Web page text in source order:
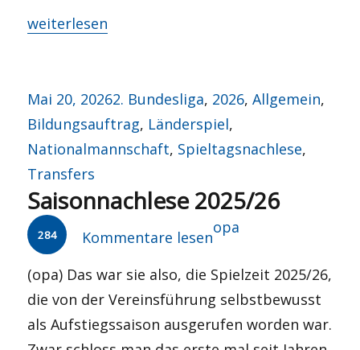
„Kiitos ja hyvää päivanjatkoa!“
weiterlesen
Veröffentlicht
am
Mai 20, 2026Kategorien
2. Bundesliga, 2026,Allgemein,
Bildungsauftrag, Länderspiel,
Nationalmannschaft, Spieltagsnachlese,
Transfers
Saisonnachlese 2025/26
284 Kommentare lesen
Autor
opa
(opa) Das war sie also, die Spielzeit 2025/26,
die von der Vereinsführung selbstbewusst
als Aufstiegssaison ausgerufen worden war.